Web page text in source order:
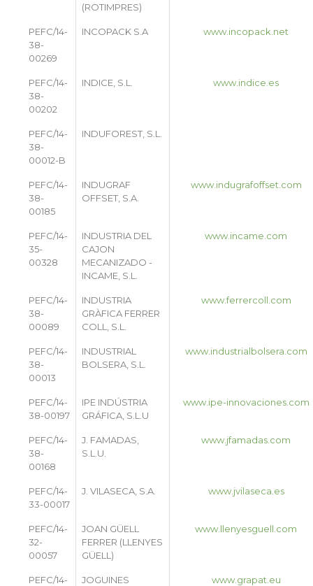
(ROTIMPRES)
PEFC/14-
38-
00269
INCOPACK S.A www.incopack.net
PEFC/14-
38-
00202
INDICE, S.L. www.indice.es
PEFC/14-
38-
00012-B
INDUFOREST, S.L.
PEFC/14-
38-
00185
INDUGRAF
OFFSET, S.A.
www.indugrafoffset.com
PEFC/14-
35-
00328
INDUSTRIA DEL
CAJON
MECANIZADO -
INCAME, S.L.
www.incame.com
PEFC/14-
38-
00089
INDUSTRIA
GRÀFICA FERRER
COLL, S.L.
www.ferrercoll.com
PEFC/14-
38-
00013
INDUSTRIAL
BOLSERA, S.L.
www.industrialbolsera.com
PEFC/14-
38-00197
IPE INDÚSTRIA
GRÁFICA, S.L.U
www.ipe-innovaciones.com
PEFC/14-
38-
00168
J. FAMADAS,
S.L.U.
www.jfamadas.com
PEFC/14-
33-00017
J. VILASECA, S.A. www.jvilaseca.es
PEFC/14-
32-
00057
JOAN GÜELL
FERRER (LLENYES
GÜELL)
www.llenyesguell.com
PEFC/14-
JOGUINES
www.grapat.eu